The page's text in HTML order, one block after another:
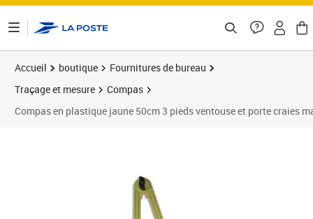
Accueil boutique
Fournitures de bureau
Traçage et mesure
Compas
Compas en plastique jaune 50cm 3 pieds ventouse et porte craies